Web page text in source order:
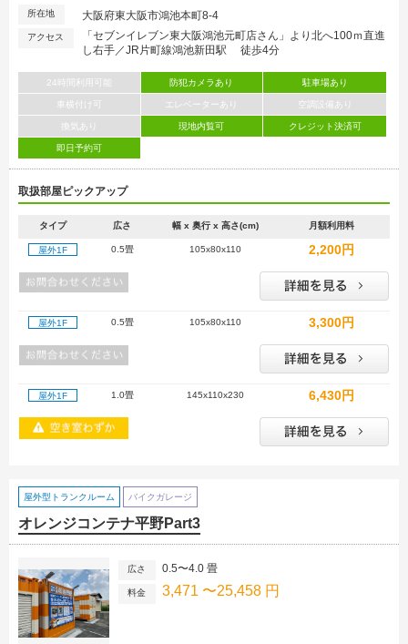
所在地 大阪府東大阪市鴻池本町8-4
アクセス
「セブンイレブン東大阪鴻池元町店さん」より北へ100ｍ直進
し右手／JR片町線鴻池新田駅 徒歩4分
24時間利用可能 防犯カメラあり 駐車場あり
車横付け可 エレベーターあり 空調設備あり
換気あり 現地内覧可 クレジット決済可
即日予約可
取扱部屋ピックアップ
タイプ 広さ 幅 x 奥行 x 高さ(cm) 月額利用料
屋外1F 0.5畳 105x80x110 2,200円
屋外1F 0.5畳 105x80x110 3,300円
屋外1F 1.0畳 145x110x230 6,430円
屋外型トランクルーム バイクガレージ
オレンジコンテナ平野Part3
広さ 0.5〜4.0 畳
料金 3,471 〜25,458 円